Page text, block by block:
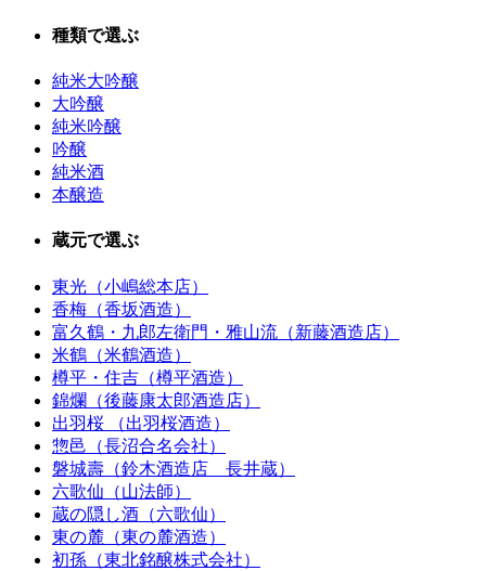
種類で選ぶ
純米大吟醸
大吟醸
純米吟醸
吟醸
純米酒
本醸造
蔵元で選ぶ
東光（小嶋総本店）
香梅（香坂酒造）
富久鶴・九郎左衛門・雅山流（新藤酒造店）
米鶴（米鶴酒造）
樽平・住吉（樽平酒造）
錦爛（後藤康太郎酒造店）
出羽桜 （出羽桜酒造）
惣邑（長沼合名会社）
磐城壽（鈴木酒造店 長井蔵）
六歌仙（山法師）
蔵の隠し酒（六歌仙）
東の麓（東の麓酒造）
初孫（東北銘醸株式会社）